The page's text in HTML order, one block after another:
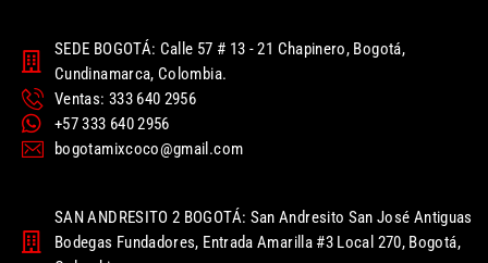
SEDE BOGOTÁ: Calle 57 # 13 - 21 Chapinero, Bogotá,
Cundinamarca, Colombia.
Ventas: 333 640 2956
+57 333 640 2956
bogotamixcoco@gmail.com
SAN ANDRESITO 2 BOGOTÁ: San Andresito San José Antiguas
Bodegas Fundadores, Entrada Amarilla #3 Local 270, Bogotá,